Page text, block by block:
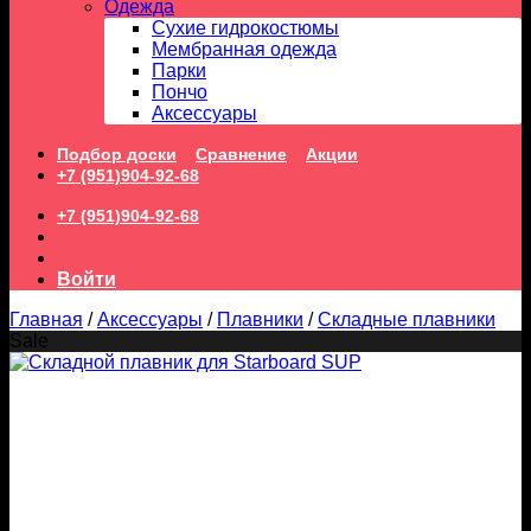
Одежда
Сухие гидрокостюмы
Мембранная одежда
Парки
Пончо
Аксессуары
Подбор доски Сравнение
Акции
+7 (951)904-92-68
+7 (951)904-92-68
Войти
Главная / Аксессуары / Плавники / Складные плавники
Sale